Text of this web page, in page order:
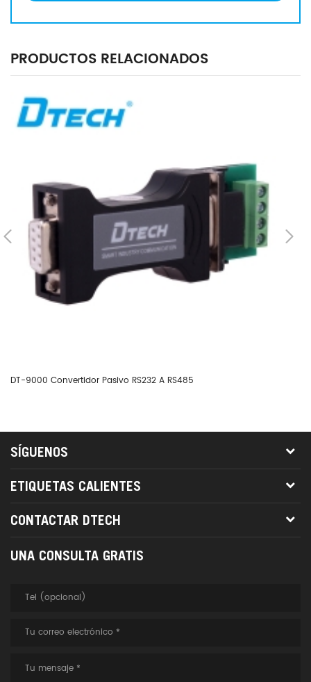
PRODUCTOS RELACIONADOS
DT-9000 Convertidor Pasivo RS232 A RS485
SÍGUENOS
ETIQUETAS CALIENTES
CONTACTAR DTECH
UNA CONSULTA GRATIS